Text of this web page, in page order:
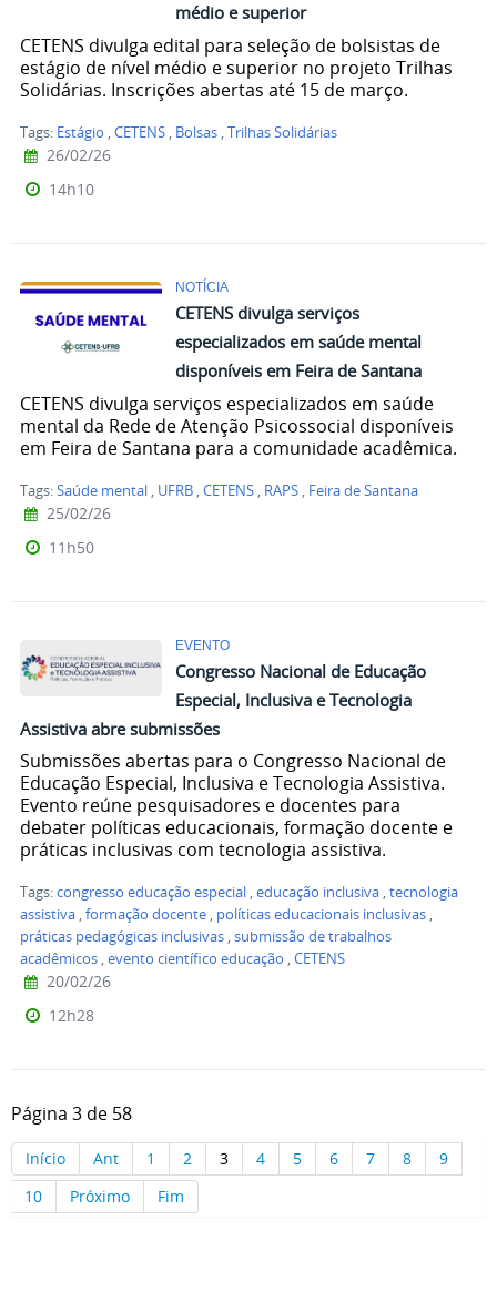
médio e superior
CETENS divulga edital para seleção de bolsistas de
estágio de nível médio e superior no projeto Trilhas
Solidárias. Inscrições abertas até 15 de março.
Tags: Estágio ,CETENS , Bolsas ,Trilhas Solidárias
26/02/26
14h10
NOTÍCIA
CETENS divulga serviços
especializados em saúde mental
disponíveis em Feira de Santana
CETENS divulga serviços especializados em saúde
mental da Rede de Atenção Psicossocial disponíveis
em Feira de Santana para a comunidade acadêmica.
Tags:Saúde mental , UFRB ,CETENS , RAPS , Feira de Santana
25/02/26
11h50
EVENTO
Congresso Nacional de Educação
Especial, Inclusiva e Tecnologia
Assistiva abre submissões
Submissões abertas para o Congresso Nacional de
Educação Especial, Inclusiva e Tecnologia Assistiva.
Evento reúne pesquisadores e docentes para
debater políticas educacionais, formação docente e
práticas inclusivas com tecnologia assistiva.
Tags:congresso educação especial ,educação inclusiva ,tecnologia
assistiva ,formação docente , políticas educacionais inclusivas ,
práticas pedagógicas inclusivas ,submissão de trabalhos
acadêmicos ,evento científico educação ,CETENS
20/02/26
12h28
Página 3 de 58
Início Ant 1 2 3 4 5 6 7 8
9
10
Próximo Fim